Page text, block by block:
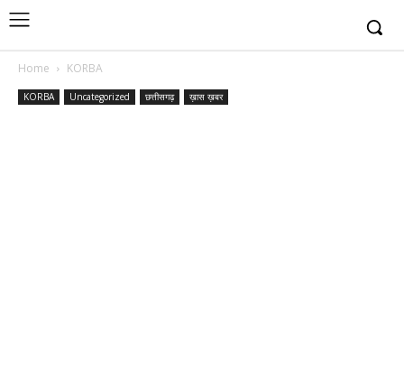
Home KORBA
KORBA Uncategorized छत्तीसगढ़ ख़ास ख़बर